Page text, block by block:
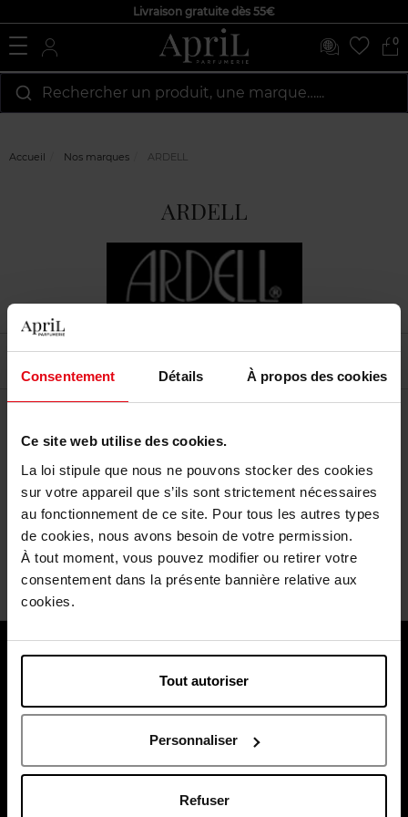
Consentement Détails À propos des cookies
Ce site web utilise des cookies.
La loi stipule que nous ne pouvons stocker des cookies
sur votre appareil que s’ils sont strictement nécessaires
au fonctionnement de ce site. Pour tous les autres types
de cookies, nous avons besoin de votre permission.
À tout moment, vous pouvez modifier ou retirer votre
consentement dans la présente bannière relative aux
cookies.
Tout autoriser
Personnaliser
Refuser
Livraison gratuite dès 55€
0
Rechercher un produit, une marque…...
Accueil Nos marques ARDELL
ARDELL
Livraison
à partir de 55€
Retour gratuit
dans votre
magasin
Emballage
offert
À propos de nous
Nos services
Payez en toute sécurité